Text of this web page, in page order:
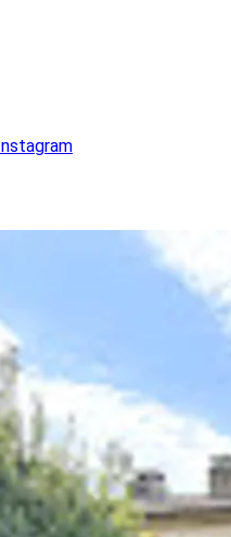
Instagram